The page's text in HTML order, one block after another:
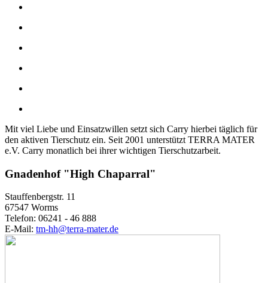
Mit viel Liebe und Einsatzwillen setzt sich Carry hierbei täglich für
den aktiven Tierschutz ein. Seit 2001 unterstützt TERRA MATER
e.V. Carry monatlich bei ihrer wichtigen Tierschutzarbeit.
Gnadenhof "High Chaparral"
Stauffenbergstr. 11
67547 Worms
Telefon: 06241 - 46 888
E-Mail: tm-hh@terra-mater.de